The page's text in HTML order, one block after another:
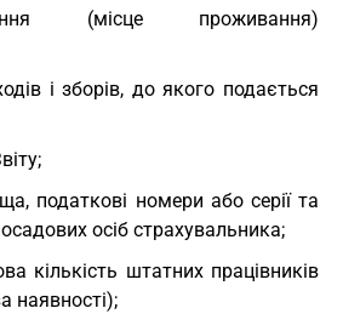
(місце проживання)
і зборів, до якого подається
податкові номери або серії та
осіб страхувальника;
кількість штатних працівників
наявності);